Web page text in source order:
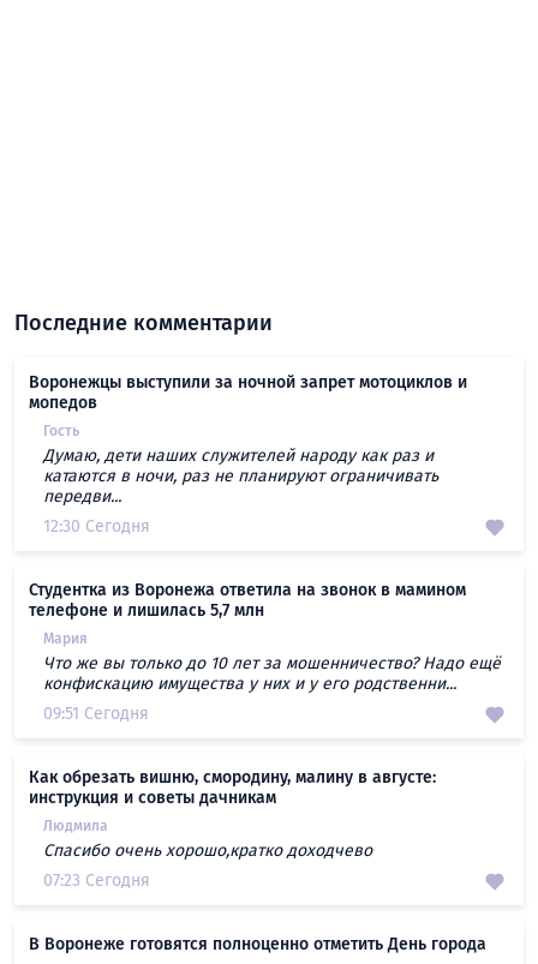
Последние комментарии
Воронежцы выступили за ночной запрет мотоциклов и
мопедов
Гость
Думаю, дети наших служителей народу как раз и
катаются в ночи, раз не планируют ограничивать
передви...
12:30 Сегодня
Студентка из Воронежа ответила на звонок в мамином
телефоне и лишилась 5,7 млн
Мария
Что же вы только до 10 лет за мошенничество? Надо ещё
конфискацию имущества у них и у его родственни...
09:51 Сегодня
Как обрезать вишню, смородину, малину в августе:
инструкция и советы дачникам
Людмила
Спасибо очень хорошо,кратко доходчево
07:23 Сегодня
В Воронеже готовятся полноценно отметить День города